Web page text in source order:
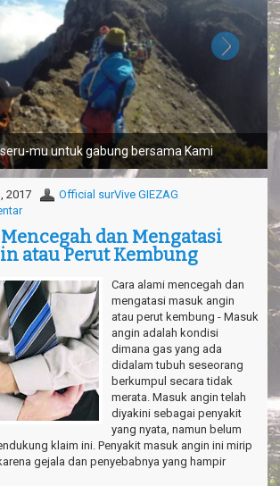
i
g
a
t
i
o
n
mu untuk gabung bersama Kami
2017
Official surVive GIEZAG
dan Mengatasi
atau Perut Kembung
Cara alami mencegah dan
mengatasi masuk angin
atau perut kembung - Masuk
angin adalah kondisi
dimana gas yang ada
didalam tubuh seseorang
berkumpul secara tidak
merata. Masuk angin telah
diyakini sebagai penyakit
yang nyata, namun belum
klaim ini. Penyakit masuk angin ini mirip
gejala dan penyebabnya yang hampir